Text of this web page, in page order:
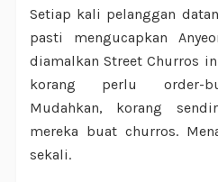
Setiap kali pelanggan
pasti mengucapkan
diamalkan Street Churros
korang perlu order-
Mudahkan, korang
mereka buat churros.
sekali.